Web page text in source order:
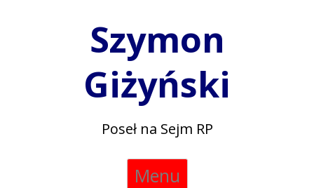
Szymon
Giżyński
Poseł na Sejm RP
Menu
Skip